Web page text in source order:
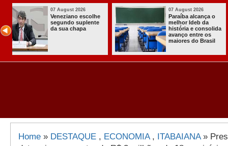
07 August 2026
Homem é preso
com armas,
munições e
radiocomunicadore
03 August 2026
Itabaiana
a primeira
Comunitária
Solidária a
Comunidade
Home » DESTAQUE , ECONOMIA, ITABAIANA»